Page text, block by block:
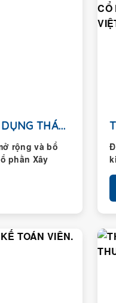
THÔNG BÁO TUYỂN DỤNG THÁNG 01/2026
rộng và bổ
phần Xây